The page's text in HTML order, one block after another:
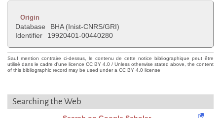
Origin
Database
BHA (Inist-CNRS/GRI)
Identifier
19920401-00440280
Sauf mention contraire ci-dessus, le contenu de cette notice bibliographique peut être
utilisé dans le cadre d'une licence CC BY 4.0 / Unless otherwise stated above, the content
of this bibliographic record may be used under a CC BY 4.0 license
Searching the Web